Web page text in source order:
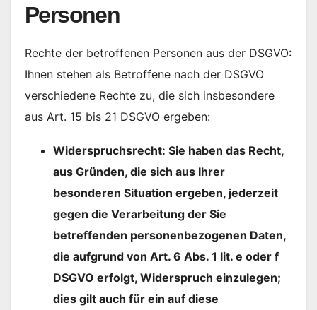
Personen
Rechte der betroffenen Personen aus der DSGVO:
Ihnen stehen als Betroffene nach der DSGVO
verschiedene Rechte zu, die sich insbesondere
aus Art. 15 bis 21 DSGVO ergeben:
Widerspruchsrecht: Sie haben das Recht,
aus Gründen, die sich aus Ihrer
besonderen Situation ergeben, jederzeit
gegen die Verarbeitung der Sie
betreffenden personenbezogenen Daten,
die aufgrund von Art. 6 Abs. 1 lit. e oder f
DSGVO erfolgt, Widerspruch einzulegen;
dies gilt auch für ein auf diese